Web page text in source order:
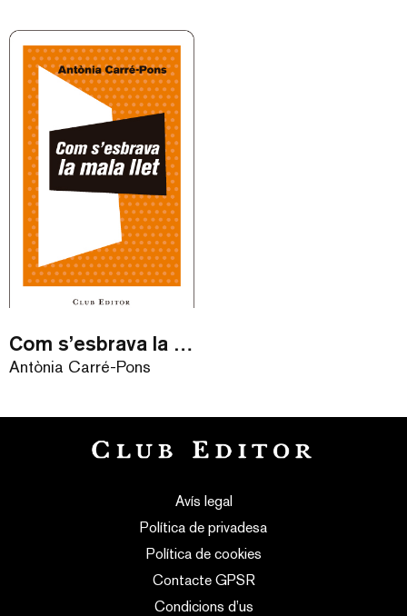
Com s’esbrava la mala llet / eBook
Antònia Carré-Pons
Avís legal
Política de privadesa
Política de cookies
Contacte GPSR
Condicions d’us